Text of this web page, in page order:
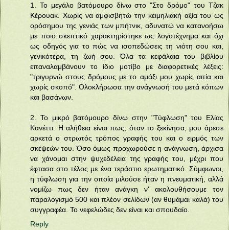
1. Το μεγάλο βατόμουρο δίνω στο "Στο δρόμο" του Τζακ
Κέρουακ. Χωρίς να αμφισβητώ την κειμηλιακή αξία του ως
ορόσημου της γενιάς των μπήτνικ, αδυνατώ να κατανοήσω
με ποιο σκεπτικό χαρακτηρίστηκε ως λογοτέχνημα και όχι
ως οδηγός για το πώς να ισοπεδώσεις τη νιότη σου και,
γενικότερα, τη ζωή σου. Όλα τα κεφάλαια του βιβλίου
επαναλαμβάνουν το ίδιο μοτίβο με διαφορετικές λέξεις:
"τριγυρνώ στους δρόμους με το αμάξι μου χωρίς αιτία και
χωρίς σκοπό". Ολοκλήρωσα την ανάγνωσή του μετά κόπων
και βασάνων.
2. Το μικρό βατόμουρο δίνω στην "Τύφλωση" του Ελίας
Κανέττι. Η αλήθεια είναι πως, όταν το ξεκίνησα, μου άρεσε
αρκετά ο στρωτός τρόπος γραφής του και ο ειρμός των
σκέψεών του. Όσο όμως προχωρούσε η ανάγνωση, άρχισα
να χάνομαι στην ψυχεδέλεια της γραφής του, μέχρι που
έφτασα στο τέλος με ένα τεράστιο ερωτηματικό. Σύμφωνοι,
η τύφλωση για την οποία μιλούσε ήταν η πνευματική, αλλά
νομίζω πως δεν ήταν ανάγκη ν' ακολουθήσουμε τον
παραλογισμό 500 και πλέον σελίδων (αν θυμάμαι καλά) του
συγγραφέα. Το νεφελώδες δεν είναι και σπουδαίο.
Reply